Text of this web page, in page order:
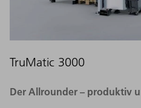
TruMatic 3000
Der Allrounder – produktiv